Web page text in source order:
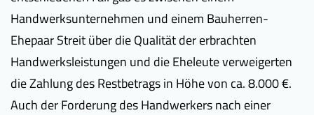
Handwerksunternehmen und einem Bauherren-
Ehepaar Streit über die Qualität der erbrachten
Handwerksleistungen und die Eheleute verweigerten
die Zahlung des Restbetrags in Höhe von ca. 8.000 €.
Auch der Forderung des Handwerkers nach einer